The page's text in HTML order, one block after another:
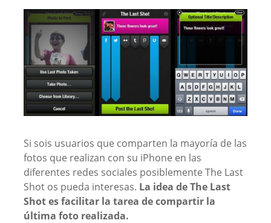
Si sois usuarios que comparten la mayoría de las
fotos que realizan con su iPhone en las
diferentes redes sociales posiblemente The Last
Shot os pueda interesas. La idea de The Last
Shot es facilitar la tarea de compartir la
última foto realizada.